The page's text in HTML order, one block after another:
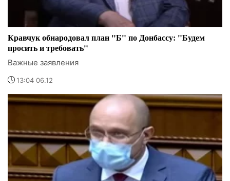
Кравчук обнародовал план "Б" по Донбассу: "Будем
просить и требовать"
Важные заявления
13:04 06.12